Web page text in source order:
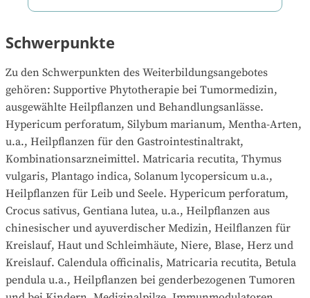
Schwerpunkte
Zu den Schwerpunkten des Weiterbildungsangebotes
gehören: Supportive Phytotherapie bei Tumormedizin,
ausgewählte Heilpflanzen und Behandlungsanlässe.
Hypericum perforatum, Silybum marianum, Mentha-Arten,
u.a., Heilpflanzen für den Gastrointestinaltrakt,
Kombinationsarzneimittel. Matricaria recutita, Thymus
vulgaris, Plantago indica, Solanum lycopersicum u.a.,
Heilpflanzen für Leib und Seele. Hypericum perforatum,
Crocus sativus, Gentiana lutea, u.a., Heilpflanzen aus
chinesischer und ayuverdischer Medizin, Heilflanzen für
Kreislauf, Haut und Schleimhäute, Niere, Blase, Herz und
Kreislauf. Calendula officinalis, Matricaria recutita, Betula
pendula u.a., Heilpflanzen bei genderbezogenen Tumoren